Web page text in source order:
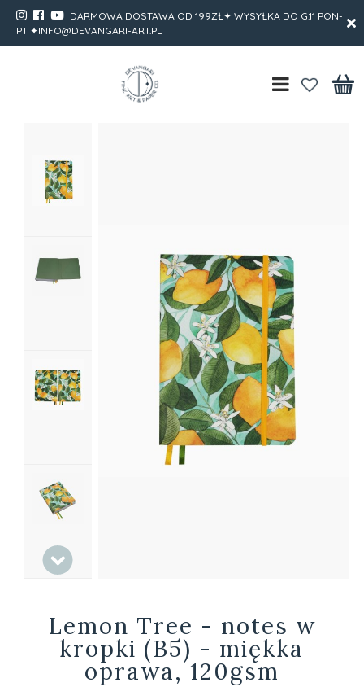
DARMOWA DOSTAWA OD 199ZŁ✦ WYSYŁKA DO G.11 PON-
PT ✦INFO@DEVANGARI-ART.PL
Lemon Tree - notes w
kropki (B5) - miękka
oprawa, 120gsm